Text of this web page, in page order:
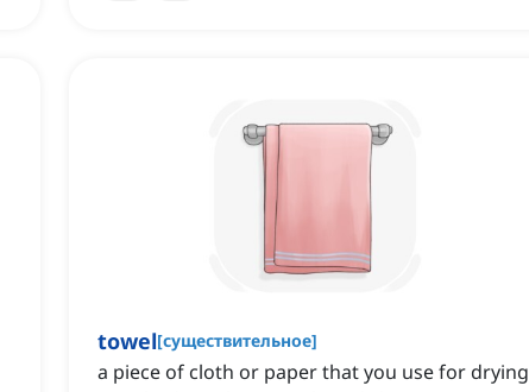
towel[существительное]
a piece of cloth or paper that you use for drying